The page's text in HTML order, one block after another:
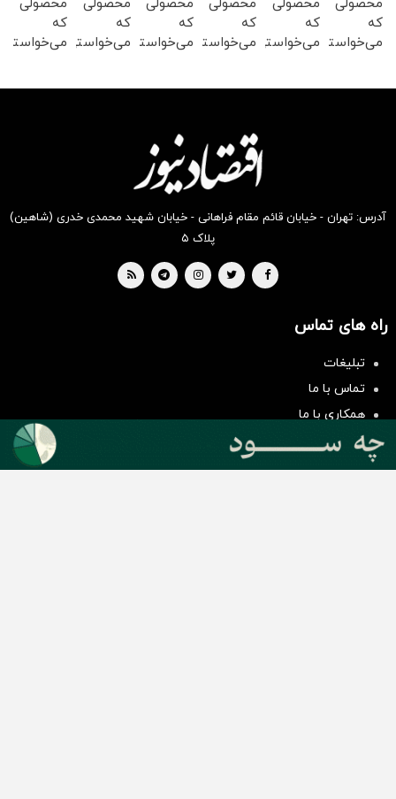
که
می‌خواستی
که
می‌خواستی
که
می‌خواستی
بخر !
که
می‌خواستی
بخر !
که
می‌خواستی
که
می‌خواستی
آدرس: تهران - خیابان قائم مقام فراهانی - خیابان شهید محمدی خدری (شاهین)
پلاک ۵
راه های تماس
تبلیغات
تماس با ما
همکاری با ما
بیانیه مأموریت